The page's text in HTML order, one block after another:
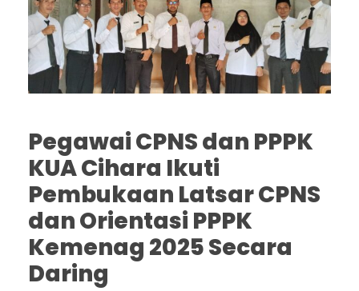
Pegawai CPNS dan PPPK
KUA Cihara Ikuti
Pembukaan Latsar CPNS
dan Orientasi PPPK
Kemenag 2025 Secara
Daring